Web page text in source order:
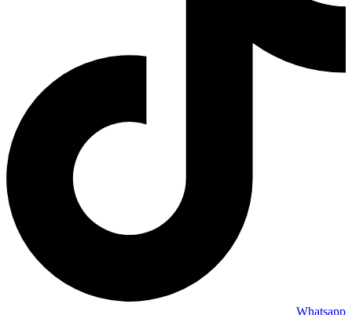
Whatsapp